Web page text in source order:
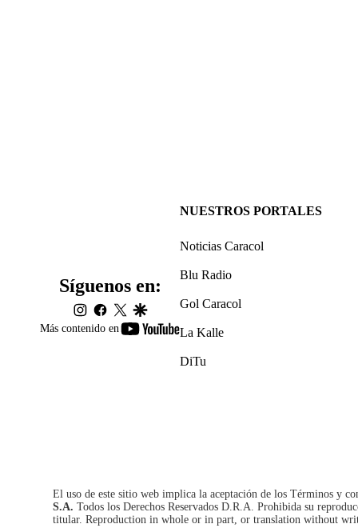
Más contenido en
youtube-
Síguenos en:
instagram
facebook
twittergoogle
NUESTROS PORTALES
Noticias Caracol
Blu Radio
Gol Caracol
La Kalle
DiTu
El uso de este sitio web implica la aceptación de los Términos y
S.A. Todos los Derechos Reservados D.R.A. Prohibida su
titular. Reproduction in whole or in part, or translation without